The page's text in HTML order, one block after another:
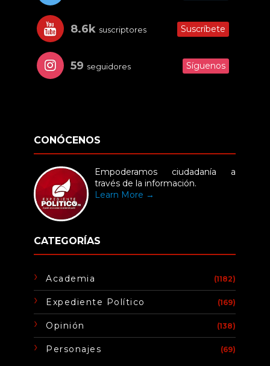
8.6k suscriptores Suscríbete
59 seguidores Síguenos
CONÓCENOS
Empoderamos ciudadanía a
través de la información.
Learn More →
CATEGORÍAS
Academia (1182)
Expediente Político (169)
Opinión (138)
Personajes (69)